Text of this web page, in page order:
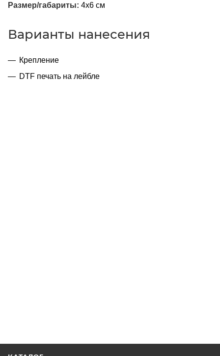
Размер/габариты: 4х6 см
Варианты нанесения
Крепление
DTF печать на лейбле